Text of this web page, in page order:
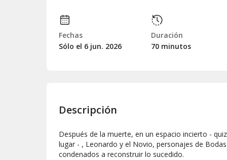
Fechas
Sólo el 6 jun. 2026
Duración
70 minutos
Descripción
Después de la muerte, en un espacio incierto -
lugar - , Leonardo y el Novio, personajes de
condenados a reconstruir lo sucedido.